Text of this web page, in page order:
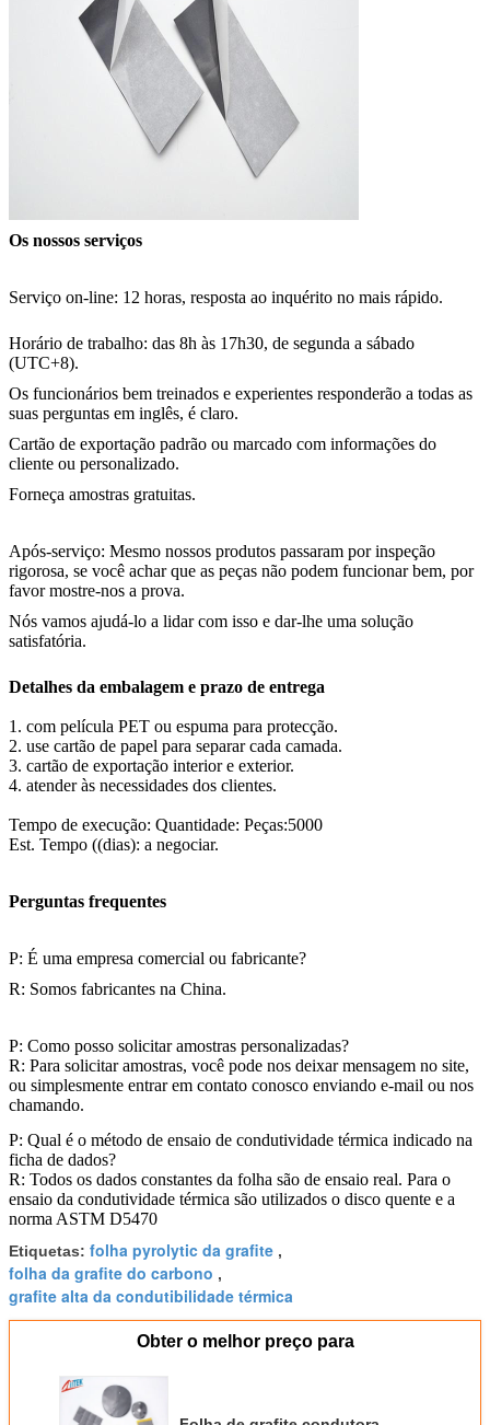
Os nossos serviços
Serviço on-line: 12 horas, resposta ao inquérito no mais rápido.
Horário de trabalho: das 8h às 17h30, de segunda a sábado
(UTC+8).
Os funcionários bem treinados e experientes responderão a todas as
suas perguntas em inglês, é claro.
Cartão de exportação padrão ou marcado com informações do
cliente ou personalizado.
Forneça amostras gratuitas.
Após-serviço: Mesmo nossos produtos passaram por inspeção
rigorosa, se você achar que as peças não podem funcionar bem, por
favor mostre-nos a prova.
Nós vamos ajudá-lo a lidar com isso e dar-lhe uma solução
satisfatória.
Detalhes da embalagem e prazo de entrega
1. com película PET ou espuma para protecção.
2. use cartão de papel para separar cada camada.
3. cartão de exportação interior e exterior.
4. atender às necessidades dos clientes.
Tempo de execução: Quantidade: Peças:5000
Est. Tempo ((dias): a negociar.
Perguntas frequentes
P: É uma empresa comercial ou fabricante?
R: Somos fabricantes na China.
P: Como posso solicitar amostras personalizadas?
R: Para solicitar amostras, você pode nos deixar mensagem no site,
ou simplesmente entrar em contato conosco enviando e-mail ou nos
chamando.
P: Qual é o método de ensaio de condutividade térmica indicado na
ficha de dados?
R: Todos os dados constantes da folha são de ensaio real. Para o
ensaio da condutividade térmica são utilizados o disco quente e a
norma ASTM D5470
Etiquetas: folha pyrolytic da grafite ,
folha da grafite do carbono ,
grafite alta da condutibilidade térmica
Obter o melhor preço para